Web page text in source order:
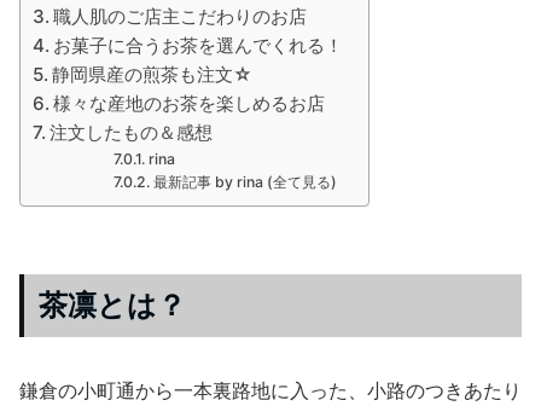
職人肌のご店主こだわりのお店
お菓子に合うお茶を選んでくれる！
静岡県産の煎茶も注文☆
様々な産地のお茶を楽しめるお店
注文したもの＆感想
rina
最新記事 by rina (全て見る)
茶凛とは？
鎌倉の小町通から一本裏路地に入った、小路のつきあたり